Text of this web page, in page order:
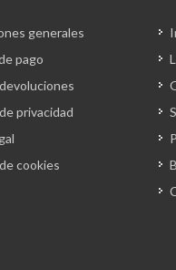
generales
pago
privacidad
cookies